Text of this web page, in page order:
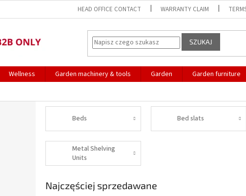
HEAD OFFICE CONTACT WARRANTY CLAIM
SZUKAJ
Wellness Garden machinery & tools Garden Garden furniture
Beds Bed slats
Metal Shelving
Units
Najczęściej sprzedawane